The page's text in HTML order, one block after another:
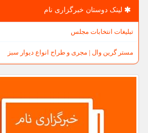
لینک دوستان خبرگزاری نام
تبلیغات انتخابات مجلس
مستر گرین وال | مجری و طراح انواع دیوار سبز